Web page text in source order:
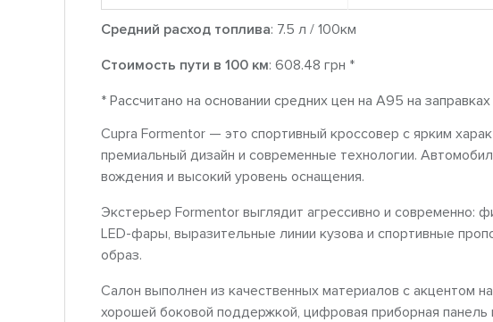
Средний расход топлива: 7.5 л / 100км
Стоимость пути в 100 км: 608.48 грн *
* Рассчитано на основании средних цен на A95 на
Cupra Formentor — это спортивный кроссовер с ярким
премиальный дизайн и современные технологии.
вождения и высокий уровень оснащения.
Экстерьер Formentor выглядит агрессивно и современно:
LED-фары, выразительные линии кузова и спортивные
образ.
Салон выполнен из качественных материалов с акцентом
хорошей боковой поддержкой, цифровая приборная панель